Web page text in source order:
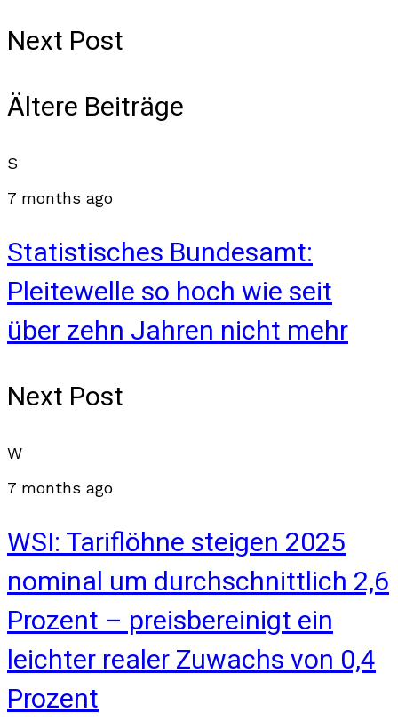
Next Post
Ältere Beiträge
S
7 months ago
Statistisches Bundesamt:
Pleitewelle so hoch wie seit
über zehn Jahren nicht mehr
Next Post
W
7 months ago
WSI: Tariflöhne steigen 2025
nominal um durchschnittlich 2,6
Prozent – preisbereinigt ein
leichter realer Zuwachs von 0,4
Prozent